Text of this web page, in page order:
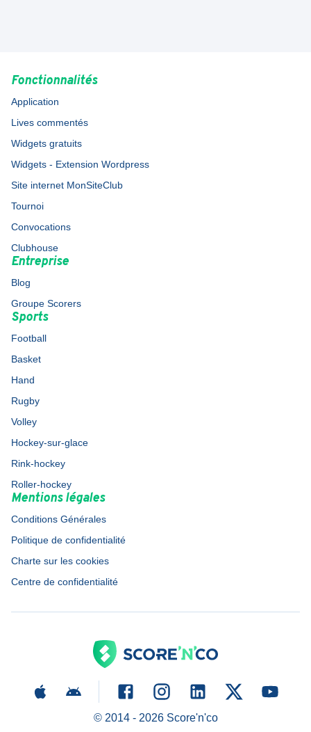
Fonctionnalités
Application
Lives commentés
Widgets gratuits
Widgets - Extension Wordpress
Site internet MonSiteClub
Tournoi
Convocations
Clubhouse
Entreprise
Blog
Groupe Scorers
Sports
Football
Basket
Hand
Rugby
Volley
Hockey-sur-glace
Rink-hockey
Roller-hockey
Mentions légales
Conditions Générales
Politique de confidentialité
Charte sur les cookies
Centre de confidentialité
© 2014 - 2026Score'n'co